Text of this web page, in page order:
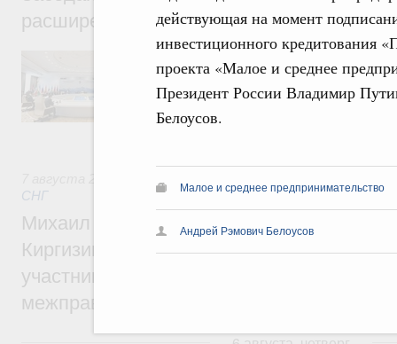
действующая на момент
инвестиционного кредитования
проекта «Малое и среднее
Президент России Владимир
Белоусов.
Малое и среднее предпринимательство
Андрей Рэмович Белоусов
расширенном составе
В повестке заседания актуальные
числе совершенствование кооперации в
регулирования и администрирования,
обеспечение продовольственной
железнодорожных перевозок,
СНГ
Михаил Мишустин принял участие во
Киргизии Садыра Жапарова с главами
участников заседания Евразийского
межправительственного совета